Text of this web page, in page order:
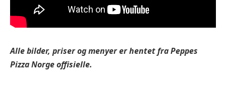
Alle bilder, priser og menyer er hentet fraPeppes
PizzaNorge offisielle.